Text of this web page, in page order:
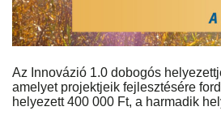
Az Innovázió 1.0 dobogós
amelyet projektjeik fejlesztésére
helyezett 400 000 Ft, a harmadik